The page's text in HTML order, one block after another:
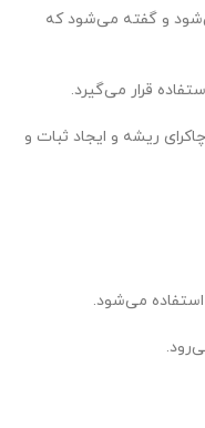
و گفته می‌شود که
قرار می‌گیرد.
ریشه و ایجاد ثبات و
استفاده می‌شود.